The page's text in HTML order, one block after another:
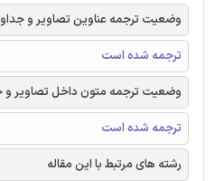
وضعیت ترجمه عناوین تصاویر و
ترجمه شده است
وضعیت ترجمه متون داخل تصاویر و
ترجمه شده است
رشته های مرتبط با این مقاله